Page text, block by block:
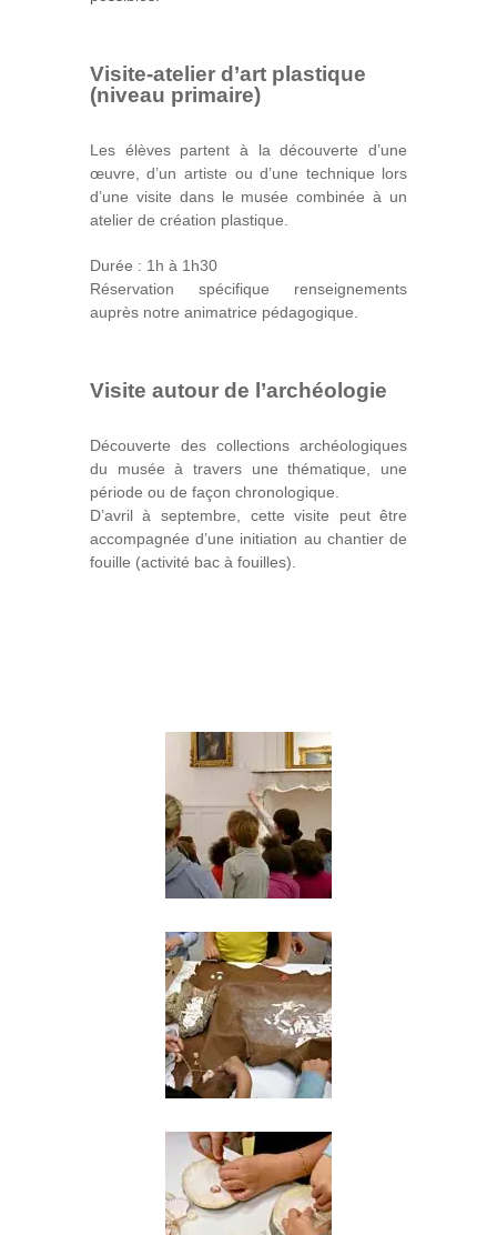
Visite-atelier d’art plastique
(niveau primaire)
Les élèves partent à la découverte d’une
œuvre, d’un artiste ou d’une technique lors
d’une visite dans le musée combinée à un
atelier de création plastique.
Durée : 1h à 1h30
Réservation spécifique renseignements
auprès notre animatrice pédagogique.
Visite autour de l’archéologie
Découverte des collections archéologiques
du musée à travers une thématique, une
période ou de façon chronologique.
D’avril à septembre, cette visite peut être
accompagnée d’une initiation au chantier de
fouille (activité bac à fouilles).